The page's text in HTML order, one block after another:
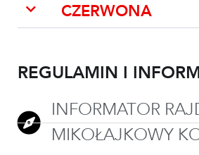
CZERWONA
REGULAMIN I
INFORMATOR
MIKOŁAJKOWY